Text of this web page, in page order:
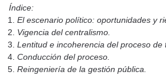
Índice:
El escenario político: oportunidades y
Vigencia del centralismo.
Lentitud e incoherencia del proceso de
Conducción del proceso.
Reingeniería de la gestión pública.